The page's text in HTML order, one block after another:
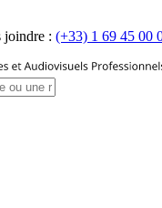
joindre : (+33) 1 69 45 00